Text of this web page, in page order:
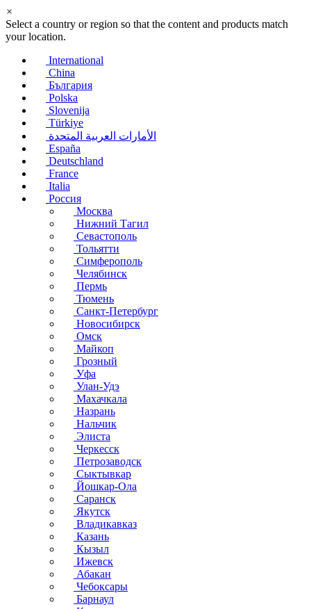
×
Select a country or region so that the content and products match
your location.
International
China
България
Polska
Slovenija
Türkiye
الأمارات العربية المتحدة
España
Deutschland
France
Italia
Россия
Москва
Нижний Тагил
Севастополь
Тольятти
Симферополь
Челябинск
Пермь
Тюмень
Санкт-Петербург
Новосибирск
Омск
Майкоп
Грозный
Уфа
Улан-Удэ
Махачкала
Назрань
Нальчик
Элиста
Черкесск
Петрозаводск
Сыктывкар
Йошкар-Ола
Саранск
Якутск
Владикавказ
Казань
Кызыл
Ижевск
Абакан
Чебоксары
Барнаул